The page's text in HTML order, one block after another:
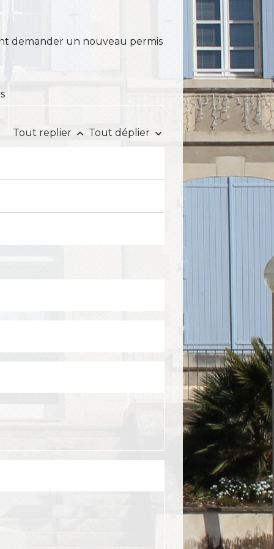
demander un nouveau permis
Tout replier keyboard_arrow_up Tout déplier keyboard_arrow_down